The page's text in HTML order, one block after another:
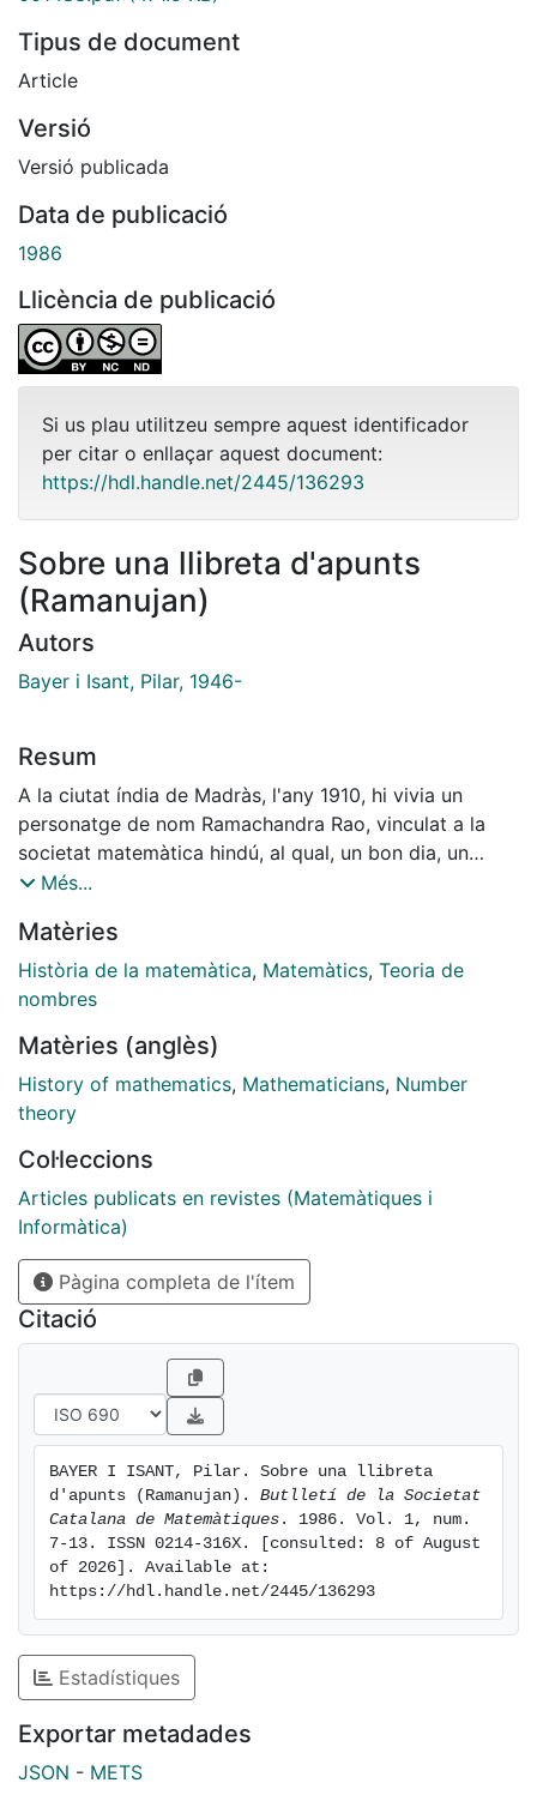
Tipus de document
Article
Versió
Versió publicada
Data de publicació
1986
Llicència de publicació
Si us plau utilitzeu sempre aquest identificador
per citar o enllaçar aquest document:
https://hdl.handle.net/2445/136293
Sobre una llibreta d'apunts
(Ramanujan)
Autors
Bayer i Isant, Pilar, 1946-
Resum
A la ciutat índia de Madràs, l'any 1910, hi vivia un
personatge de nom Ramachandra Rao, vinculat a la
societat matemàtica hindú, al qual, un bon dia, un
nebot seu el tregué de les seves cabòries tot dient:
no l'entenc, podries veure si hi ha quelcom
d'interessant en el que diu?' Ramachandra Rao qui,
segons ell, es trobava en aquells moments en la
condescendent, permetent que el desconegut
compareixés en la seva presència. ens diu
Ramachandra Rao: 'Un tipus poc convencional,
tímids que cridaven l'atenció. comparegué davant meu
amb una llibreta tota rebregada sota el braç (...). Obri
el seu quadern i començà a explicar-me algunes de les
seves descobertes...
Més...
Matèries
Història de la matemàtica, Matemàtics, Teoria de
nombres
Matèries (anglès)
History of mathematics, Mathematicians, Number
theory
Col·leccions
Articles publicats en revistes (Matemàtiques i
Informàtica)
Pàgina completa de l'ítem
Citació
BAYER I ISANT, Pilar. Sobre una llibreta
d'apunts (Ramanujan). Butlletí de la Societat
Catalana de Matemàtiques . 1986. Vol. 1, num.
7-13. ISSN 0214-316X. [consulted: 8 of August
of 2026]. Available at:
https://hdl.handle.net/2445/136293
Estadístiques
Exportar metadades
JSON - METS